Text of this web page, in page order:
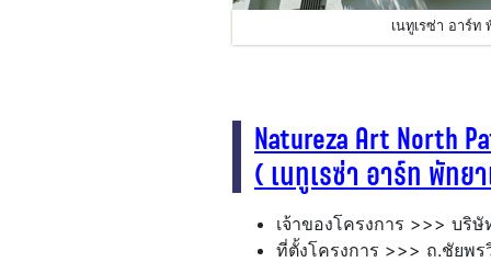
เนทูเรซ่า อาร์ท
Natureza Art North
( เนทูเรซ่า อาร์ท พัทย
เจ้าของโครงการ >>> บริ
ที่ตั้งโครงการ >>> ถ.ชัยพ